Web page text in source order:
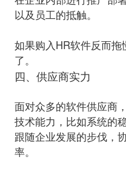
以及员工的抵触。
如果购入HR软件反而
四、供应商实力
面对众多的软件供应商
技术能力，比如系统的
跟随企业发展的步伐，
率。